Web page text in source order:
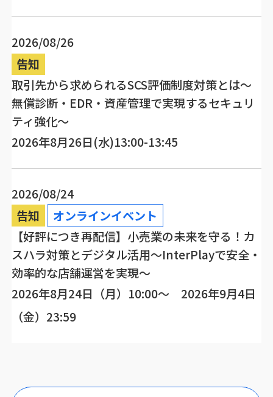
2026/08/26
告知
取引先から求められるSCS評価制度対策とは～
無償診断・EDR・資産管理で実現するセキュリ
ティ強化～
2026年8月26日(水)13:00-13:45
2026/08/24
告知
オンラインイベント
【好評につき再配信】小売業の未来を守る！カ
スハラ対策とデジタル活用～InterPlayで安全・
効率的な店舗運営を実現～
2026年8月24日（月）10:00～ 2026年9月4日
（金）23:59